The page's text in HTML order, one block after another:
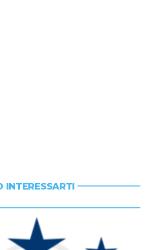
INTERESSARTI